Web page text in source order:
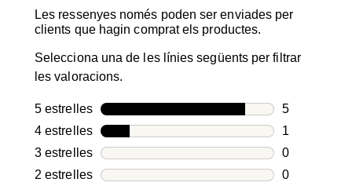
Les ressenyes només poden ser enviades per
clients que hagin comprat els productes.
Selecciona una de les línies següents per filtrar
les valoracions.
5 estrellesestrelles
5
5
4 estrellesestrelles
1
1 valoració
3 estrellesestrelles
0
0
2 estrellesestrelles
0